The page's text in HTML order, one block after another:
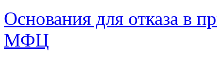
Основания для отказа в
МФЦ